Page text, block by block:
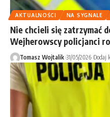
AKTUALNOŚCI NA SYGNALE
Nie chcieli się zatrzymać
Wejherowscy policjanci
Tomasz Wojtalik 31/05/2026 Dodaj